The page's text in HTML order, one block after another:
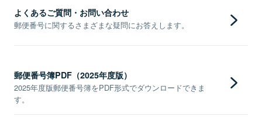
よくあるご質問・お問い合わせ
郵便番号に関するさまざまな疑問にお答えします。
郵便番号簿PDF（2025年度版）
2025年度版郵便番号簿をPDF形式でダウンロードできま
す。